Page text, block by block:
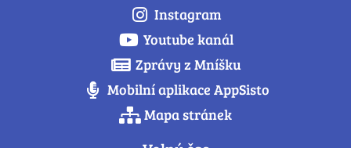
Instagram
Youtube kanál
Zprávy z Mníšku
Mobilní aplikace AppSisto
Mapa stránek